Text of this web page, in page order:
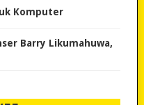
Komputer
Barry Likumahuwa,